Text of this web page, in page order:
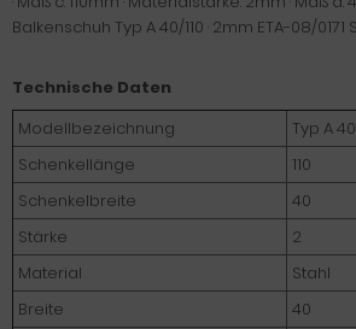
Balkenschuh Typ A 40/110 · 2mm ETA-08/0171
Technische Daten
Modellbezeichnung
Typ A
Schenkellänge
110
Schenkelbreite
40
Stärke
2
Material
Stahl
Breite
40